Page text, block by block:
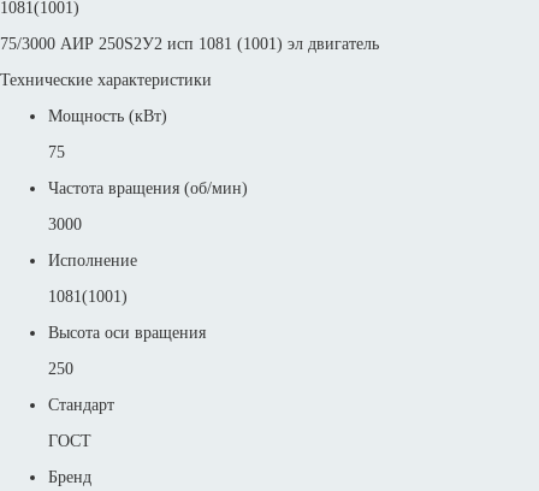
1081(1001)
75/3000 АИР 250S2У2 исп 1081 (1001) эл двигатель
Технические характеристики
Мощность (кВт)
75
Частота вращения (об/мин)
3000
Исполнение
1081(1001)
Высота оси вращения
250
Стандарт
ГОСТ
Бренд